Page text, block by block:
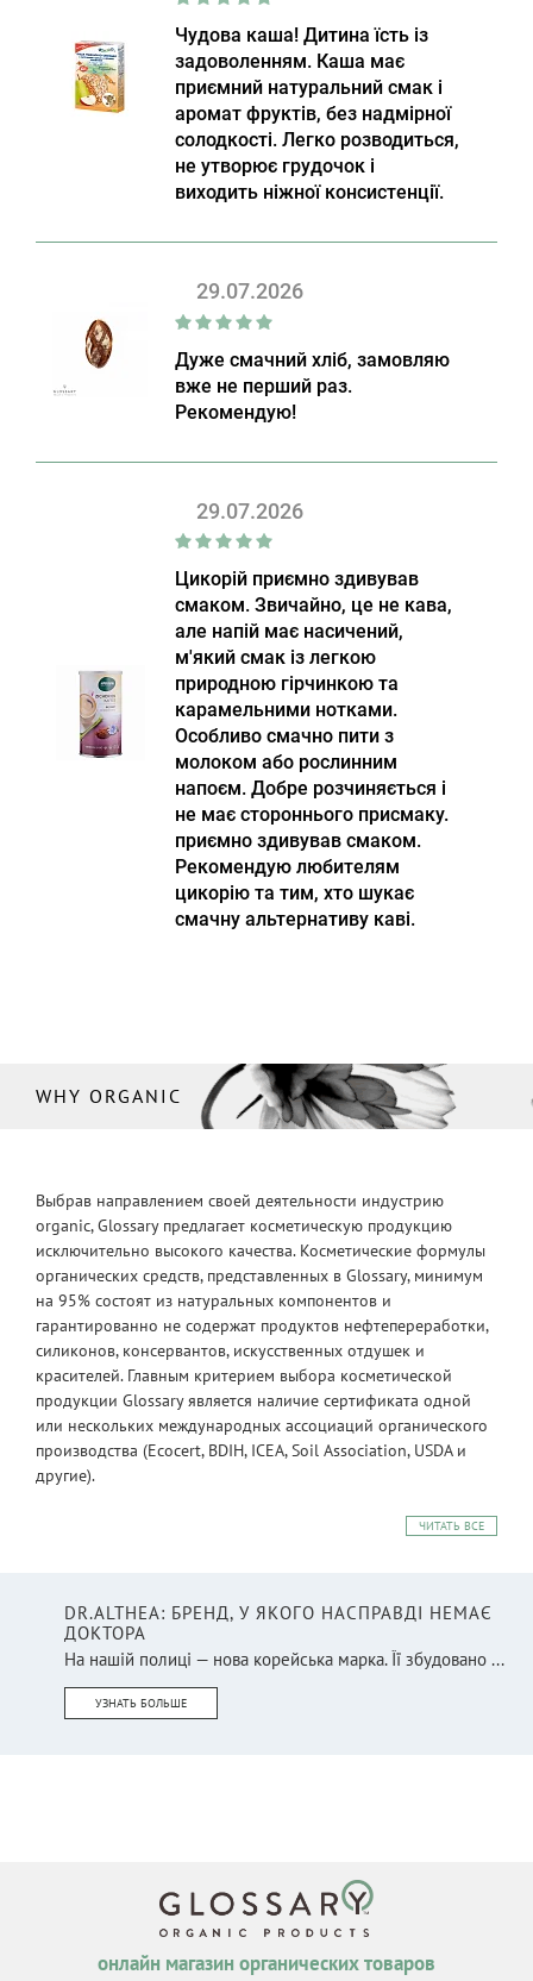
Чудова каша! Дитина їсть із
задоволенням. Каша має
приємний натуральний смак і
аромат фруктів, без надмірної
солодкості. Легко розводиться,
не утворює грудочок і
виходить ніжної консистенції.
29.07.2026
Дуже смачний хліб, замовляю
вже не перший раз.
Рекомендую!
29.07.2026
Цикорій приємно здивував
смаком. Звичайно, це не кава,
але напій має насичений,
м'який смак із легкою
природною гірчинкою та
карамельними нотками.
Особливо смачно пити з
молоком або рослинним
напоєм. Добре розчиняється і
не має стороннього присмаку.
приємно здивував смаком.
Рекомендую любителям
цикорію та тим, хто шукає
смачну альтернативу каві.
WHY ORGANIC
Выбрав направлением своей деятельности индустрию
organic, Glossary предлагает косметическую продукцию
исключительно высокого качества. Косметические формулы
органических средств, представленных в Glossary, минимум
на 95% состоят из натуральных компонентов и
гарантированно не содержат продуктов нефтепереработки,
силиконов, консервантов, искусственных отдушек и
красителей. Главным критерием выбора косметической
продукции Glossary является наличие сертификата одной
или нескольких международных ассоциаций органического
производства (Ecocert, BDIH, ICEA, Soil Association, USDA и
другие).
ЧИТАТЬ ВСЕ
DR.ALTHEA: БРЕНД, У ЯКОГО НАСПРАВДІ НЕМАЄ
ДОКТОРА
На нашій полиці — нова корейська марка. Її збудовано ...
УЗНАТЬ БОЛЬШЕ
онлайн магазин органических товаров